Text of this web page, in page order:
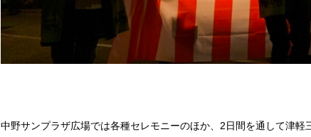
中野サンプラザ広場では各種セレモニーのほか、2日間を通して津